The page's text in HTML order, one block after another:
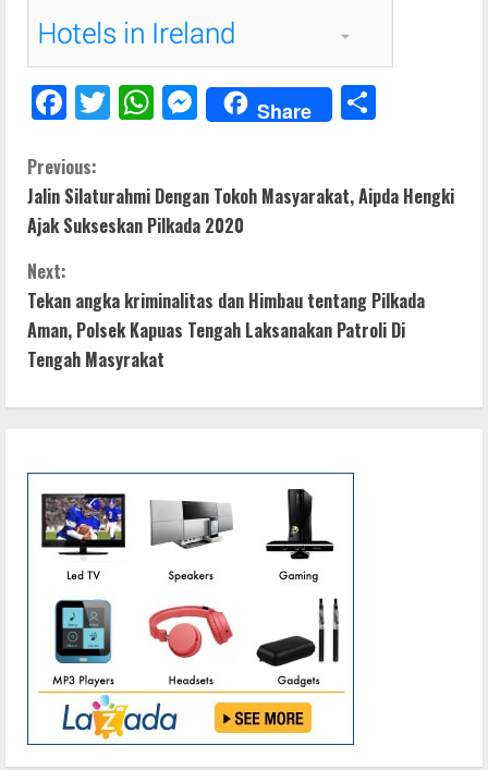
F
e
b
o
k
T
er
W
s
A
p
M
e
e
n
er
Share
e
C
o
n
t
i
n
R
d
Previous:
Jalin Silaturahmi Dengan Tokoh Masyarakat, Aipda Hengki
Ajak Sukseskan Pilkada 2020
Next:
Tekan angka kriminalitas dan Himbau tentang Pilkada
Aman, Polsek Kapuas Tengah Laksanakan Patroli Di
Tengah Masyrakat